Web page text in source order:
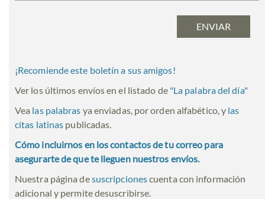
¡Recomiende este boletín a sus amigos!
Ver los últimos envíos en el listado de "La palabra del día"
Vea las palabras ya enviadas, por orden alfabético, y las
citas latinas publicadas.
Cómo incluirnos en los contactos de tu correo para
asegurarte de que te lleguen nuestros envíos.
Nuestra página desuscripcionescuenta con información
adicional y permite desuscribirse.